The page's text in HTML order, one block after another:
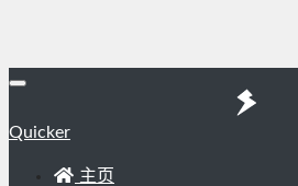
Quicker
主页